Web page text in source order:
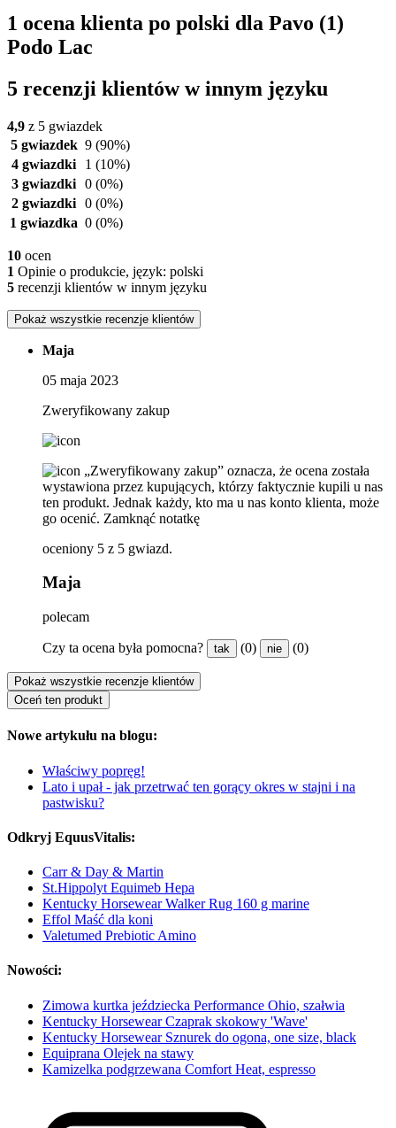
1 ocena klienta po polski dla Pavo (1)
Podo Lac
5 recenzji klientów w innym języku
4,9 z 5 gwiazdek
5 gwiazdek 9 (90%)
4 gwiazdki
1 (10%)
3 gwiazdki 0 (0%)
2 gwiazdki 0 (0%)
1 gwiazdka 0 (0%)
10 ocen
1 Opinie o produkcie, język: polski
5 recenzji klientów w innym języku
Pokaż wszystkie recenzje klientów
Maja
05 maja 2023
Zweryfikowany zakup
„Zweryfikowany zakup” oznacza, że ​​ocena została
wystawiona przez kupujących, którzy faktycznie kupili u nas
ten produkt. Jednak każdy, kto ma u nas konto klienta, może
go ocenić. Zamknąć notatkę
oceniony 5 z 5 gwiazd.
Maja
polecam
Czy ta ocena była pomocna? tak (0) nie (0)
Pokaż wszystkie recenzje klientów
Oceń ten produkt
Nowe artykułu na blogu:
Właściwy popręg!
Lato i upał - jak przetrwać ten gorący okres w stajni i na
pastwisku?
Odkryj EquusVitalis:
Carr & Day & Martin
St.Hippolyt Equimeb Hepa
Kentucky Horsewear Walker Rug 160 g marine
Effol Maść dla koni
Valetumed Prebiotic Amino
Nowości:
Zimowa kurtka jeździecka Performance Ohio, szałwia
Kentucky Horsewear Czaprak skokowy 'Wave'
Kentucky Horsewear Sznurek do ogona, one size, black
Equiprana Olejek na stawy
Kamizelka podgrzewana Comfort Heat, espresso